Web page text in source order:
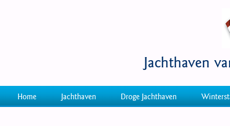
Jachthaven
Home Jachthaven Droge Jachthaven